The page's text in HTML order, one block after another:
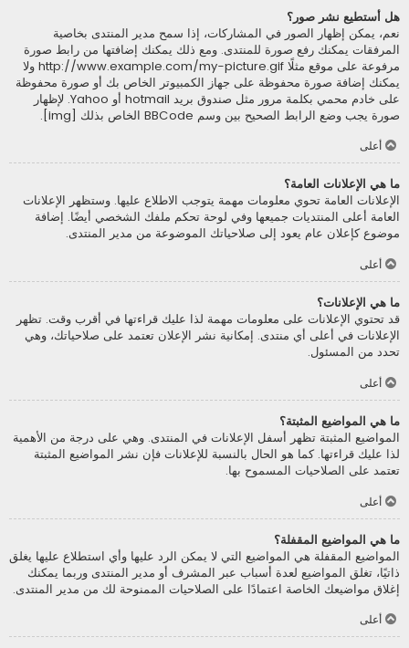
هل أستطيع نشر صور؟
نعم، يمكن إظهار الصور في المشاركات، إذا سمح مدير المنتدى بخاصية
المرفقات يمكنك رفع صورة للمنتدى. ومع ذلك يمكنك إضافتها من رابط صورة
مرفوعة على موقع مثلًا http://www.example.com/my-picture.gif ولا
يمكنك إضافة صورة محفوظة على جهاز الكمبيوتر الخاص بك أو صورة محفوظة
على خادم محمي بكلمة مرور مثل صندوق بريد hotmail أو Yahoo. لإظهار
صورة يجب وضع الرابط الصحيح بين وسم BBCode الخاص بذلك [img].
أعلى
ما هي الإعلانات العامة؟
الإعلانات العامة تحوي معلومات مهمة يتوجب الاطلاع عليها. وستظهر الإعلانات
العامة أعلى المنتديات جميعها وفي لوحة تحكم ملفك الشخصي أيضًا. إضافة
موضوع كإعلان عام يعود إلى صلاحياتك الموضوعة من مدير المنتدى.
أعلى
ما هي الإعلانات؟
قد تحتوي الإعلانات على معلومات مهمة لذا عليك قراءتها في أقرب وقت. تظهر
الإعلانات في أعلى أي منتدى. إمكانية نشر الإعلان تعتمد على صلاحياتك، وهي
تحدد من المسئول.
أعلى
ما هي المواضيع المثبتة؟
المواضيع المثبتة تظهر أسفل الإعلانات في المنتدى. وهي على درجة من الأهمية
لذا عليك قراءتها. كما هو الحال بالنسبة للإعلانات فإن نشر المواضيع المثبتة
تعتمد على الصلاحيات المسموح بها.
أعلى
ما هي المواضيع المقفلة؟
المواضيع المقفلة هي المواضيع التي لا يمكن الرد عليها وأي استطلاع عليها يغلق
ذاتيًا، تغلق المواضيع لعدة أسباب عبر المشرف أو مدير المنتدى وربما يمكنك
إغلاق مواضيعك الخاصة اعتمادًا على الصلاحيات الممنوحة لك من مدير المنتدى.
أعلى